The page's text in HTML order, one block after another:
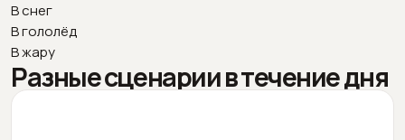
В снег
В гололёд
В жару
Разные сценарии в течение дня